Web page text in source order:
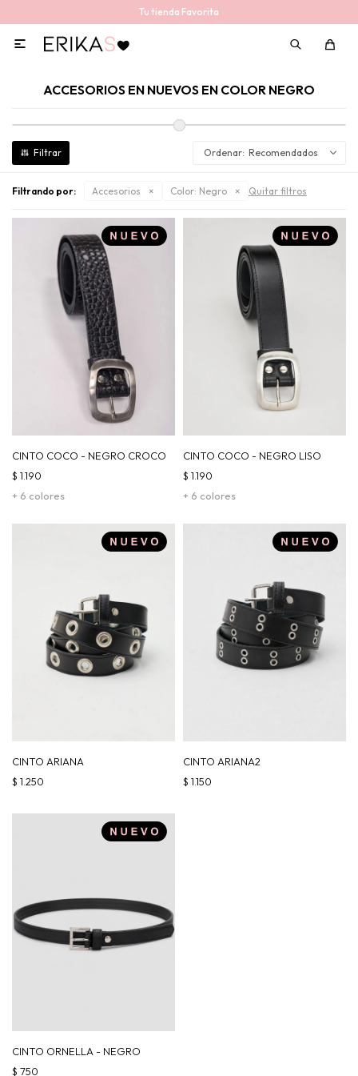
Tu tienda Favorita

ACCESORIOS EN NUEVOS EN COLOR NEGRO
Recomendados
Filtrando por: Accesorios Color: Negro Quitar filtros
CINTO COCO - NEGRO CROCO
+ 6 colores
$ 1.190
CINTO COCO - NEGRO LISO
+ 6 colores
$ 1.190
CINTO ARIANA
$ 1.250
CINTO ARIANA2
$ 1.150
CINTO ORNELLA - NEGRO
$ 750